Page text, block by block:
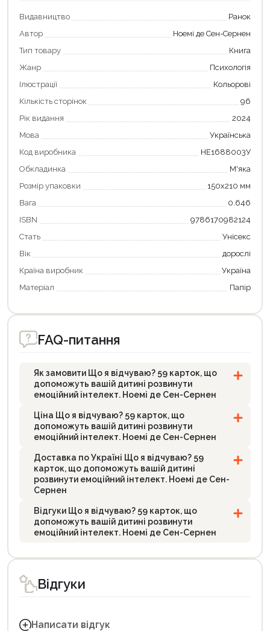
Видавництво
Ранок
Автор
Ноемі де Сен-Сернен
Тип товару
Книга
Жанр
Психологія
Ілюстрації
Кольорові
Кількість сторінок
96
Рік видання
2024
Мова
Українська
Код виробника
НЕ1688003У
Обкладинка
М'яка
Розмір упаковки
150х210 мм
Вага
0.646
ISBN
9786170982124
Стать
Унісекс
Вік
дорослі
Країна виробник
Україна
Матеріал
Папір
FAQ-питання
Як замовити Що я відчуваю? 59 карток, що
допоможуть вашій дитині розвинути
емоційний інтелект. Ноемі де Сен-Сернен
Ціна Що я відчуваю? 59 карток, що
допоможуть вашій дитині розвинути
емоційний інтелект. Ноемі де Сен-Сернен
Доставка по Україні Що я відчуваю? 59
карток, що допоможуть вашій дитині
розвинути емоційний інтелект. Ноемі де Сен-
Сернен
Відгуки Що я відчуваю? 59 карток, що
допоможуть вашій дитині розвинути
емоційний інтелект. Ноемі де Сен-Сернен
Відгуки
Написати відгук
Продовжити покупки